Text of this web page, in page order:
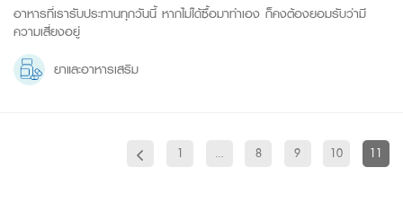
อาหารที่เรารับประทานทุกวันนี้ หากไม่ได้ซื้อมาทำเอง ก็คงต้องยอมรับว่ามี
ความเสี่ยงอยู่
ยาและอาหารเสริม
1 … 8 9 10 11